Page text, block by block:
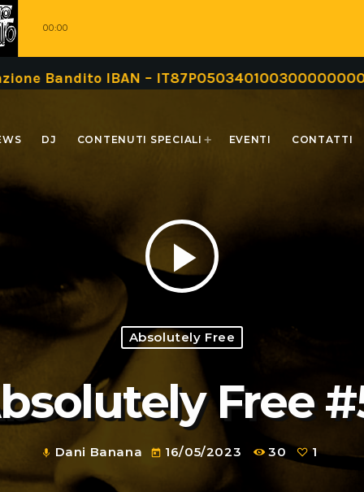
00:00
Bandito IBAN –
DJ CONTENUTI SPECIALI EVENTI CONTATTI
play_arrow
Absolutely Free
Free
mic Dani Banana today 16/05/2023 30 1